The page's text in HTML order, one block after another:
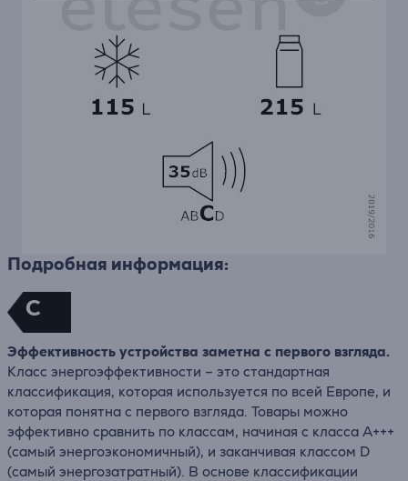
Подробная информация:
C
Эффективность устройства заметна с первого взгляда.
Класс энергоэффективности – это стандартная
классификация, которая используется по всей Европе, и
которая понятна с первого взгляда. Товары можно
эффективно сравнить по классам, начиная с класса A+++
(самый энергоэкономичный), и заканчивая классом D
(самый энергозатратный). В основе классификации